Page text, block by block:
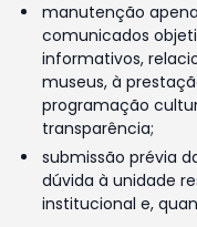
manutenção
comunicados
informativos,
museus, à
programação
transparência;
submissão prévia
dúvida à unidade
institucional e,